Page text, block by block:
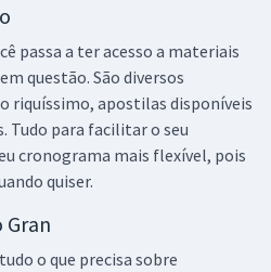
passa a ter acesso a materiais
questão. São diversos
riquíssimo, apostilas disponíveis
Tudo para facilitar o seu
cronograma mais flexível, pois
quiser.
Gran
o que precisa sobre